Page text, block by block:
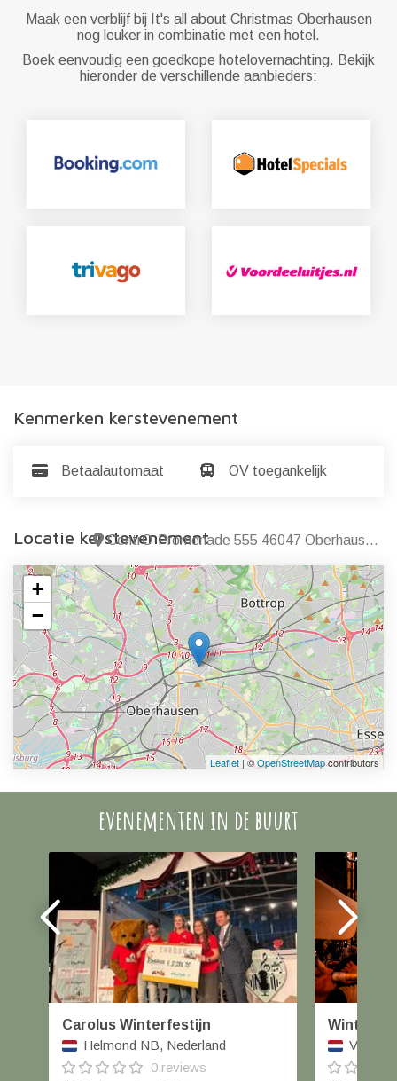
Maak een verblijf bij It's all about Christmas Oberhausen
nog leuker in combinatie met een hotel.
Boek eenvoudig een goedkope hotelovernachting. Bekijk
hieronder de verschillende aanbieders:
Kenmerken kerstevenement
Betaalautomaat OV toegankelijk
Locatie kerstevenement
CentrO-Promenade 555 46047 Oberhausen Duitsland
+
−
Leaflet | ©OpenStreetMapcontributors
evenementen in de buurt
Carolus Winterfestijn
Helmond NB, Nederland
0 reviews
Veghel,